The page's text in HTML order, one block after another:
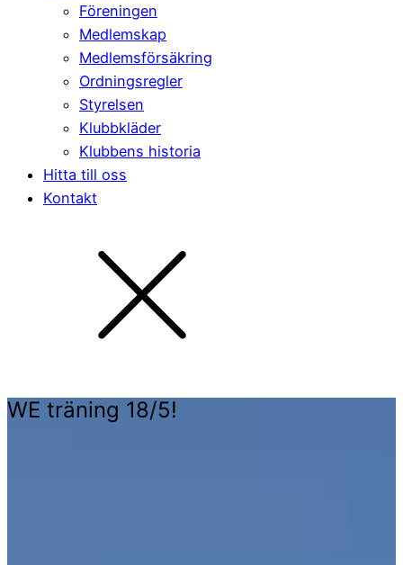
Föreningen
Medlemskap
Medlemsförsäkring
Ordningsregler
Styrelsen
Klubbkläder
Klubbens historia
Hitta till oss
Kontakt
WE träning 18/5!